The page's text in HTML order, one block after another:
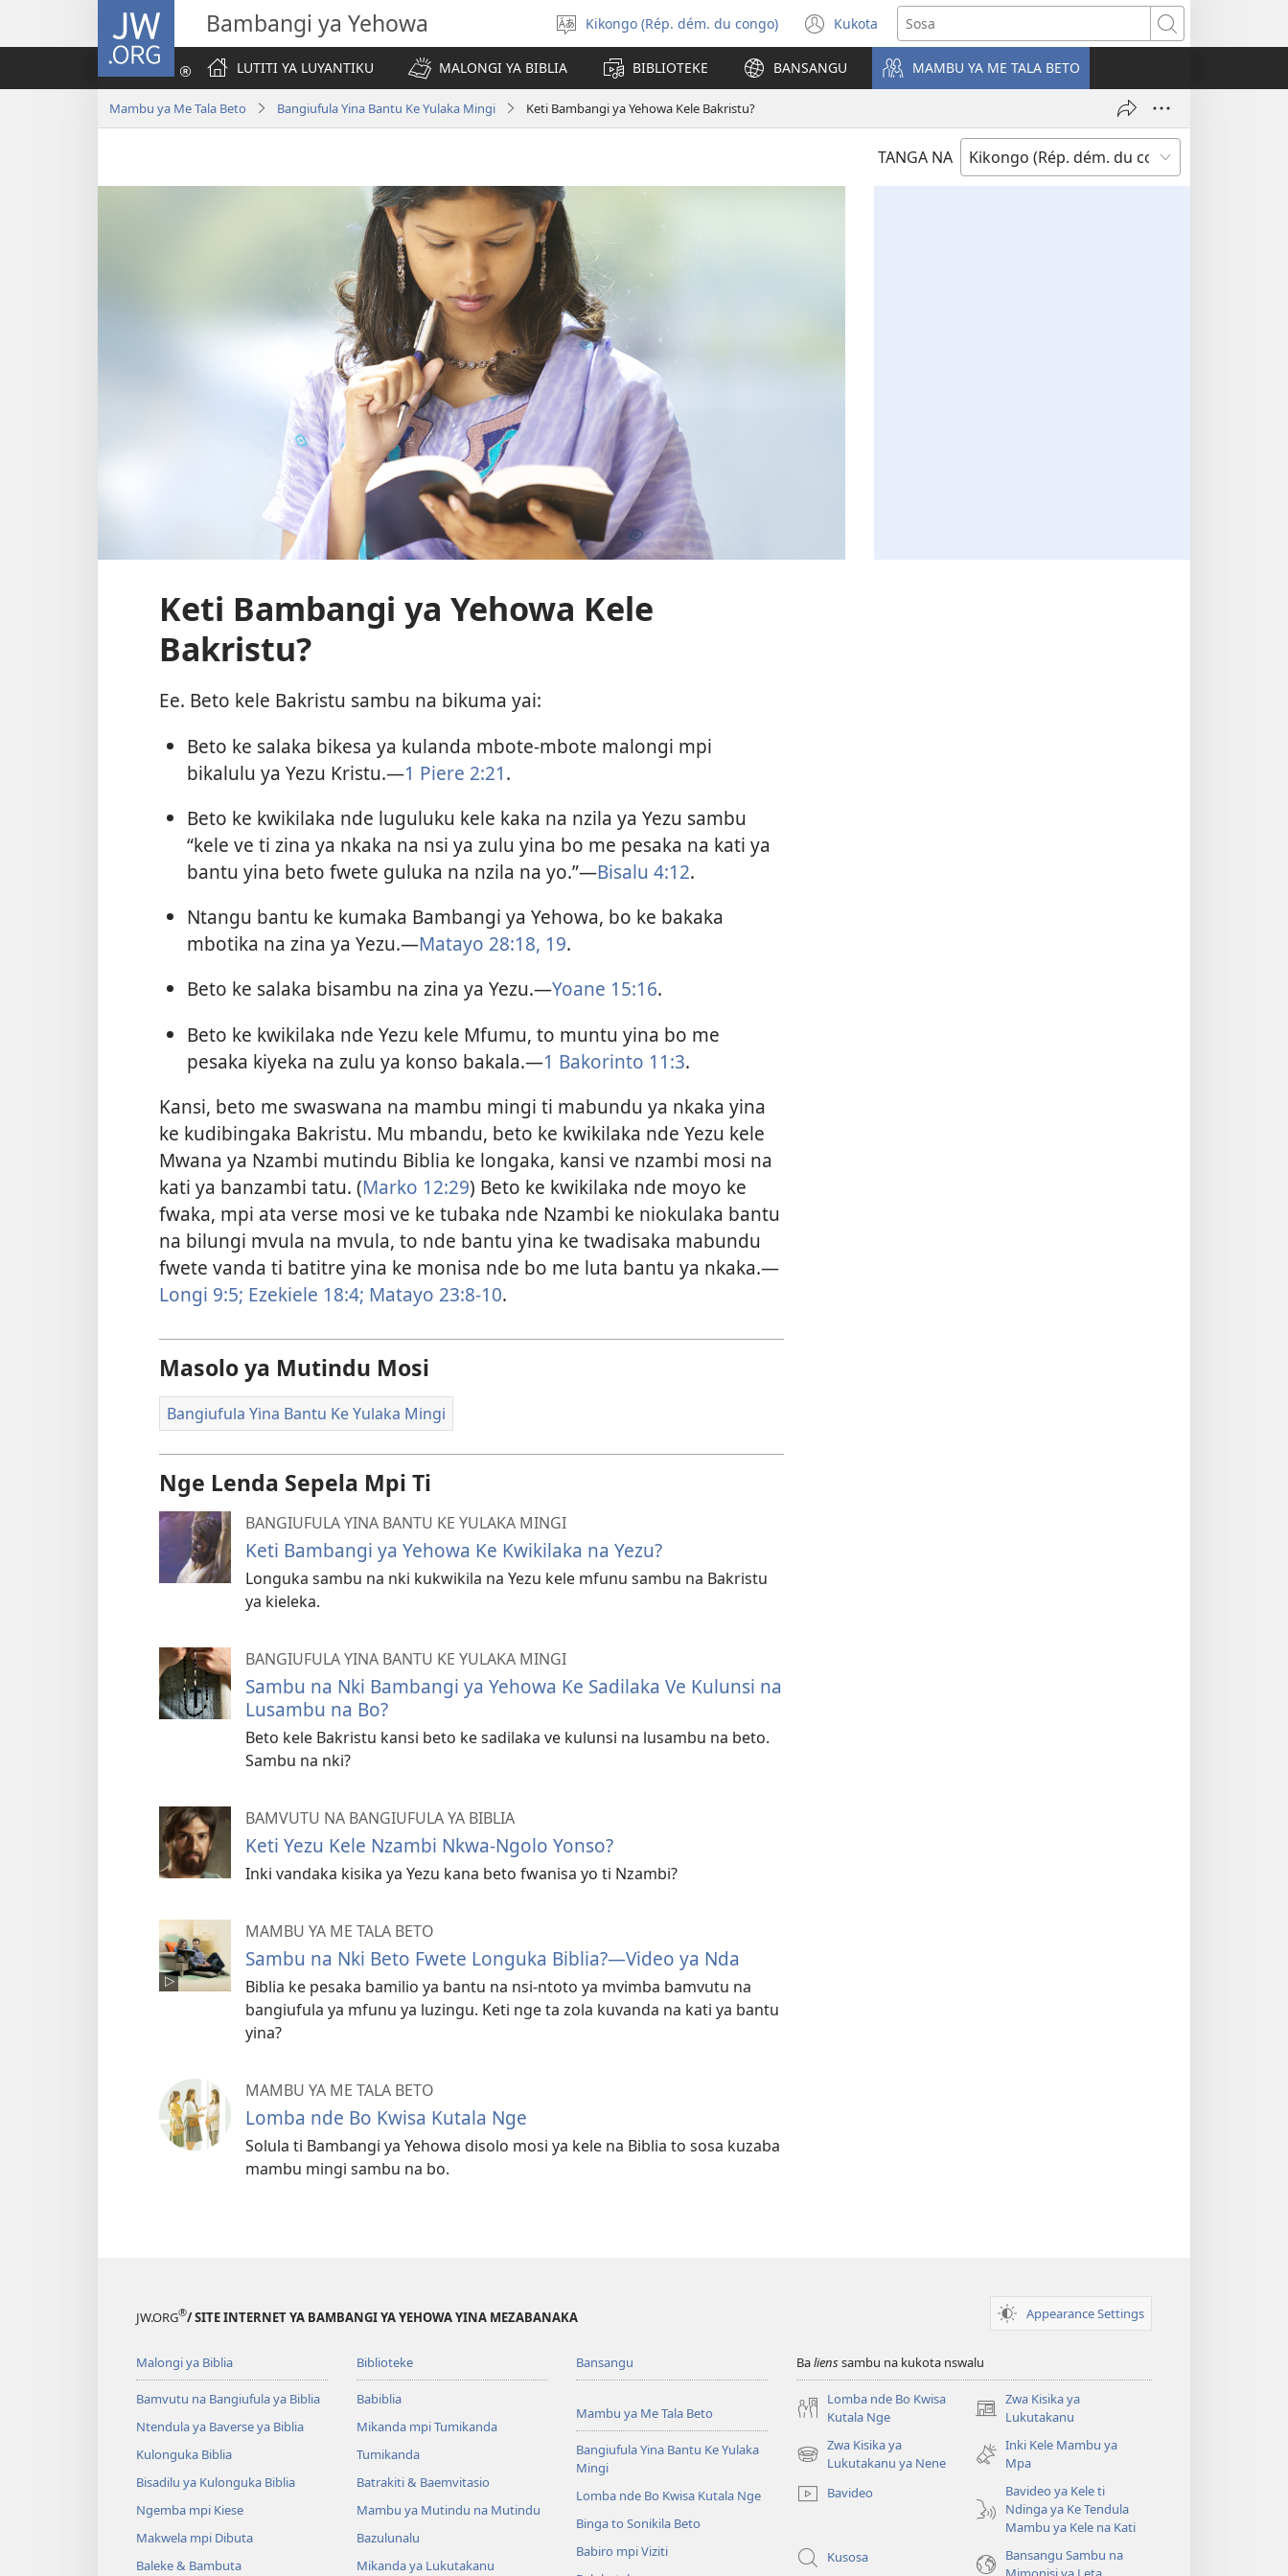
JW.ORG Bambangi ya Yehowa
Sola
ndinga
Kikongo (Rép. dém. du congo) Kukota
(ke
kangula
lutiti
ya
Sosa
LUTITI YA LUYANTIKU
MALONGI YA BIBLIA BIBLIOTEKE BANSANGU MAMBU YA ME TALA BETO
Mambu ya Me Tala Beto Bangiufula Yina Bantu Ke Yulaka Mingi Keti Bambangi ya Yehowa Kele Bakristu?
TANGA NA
Keti Bambangi ya Yehowa Kele
Bakristu?
Ee. Beto kele Bakristu sambu na bikuma yai:
Beto ke salaka bikesa ya kulanda mbote-mbote malongi mpi
bikalulu ya Yezu Kristu.​—1 Piere 2:21.
Beto ke kwikilaka nde luguluku kele kaka na nzila ya Yezu sambu
“kele ve ti zina ya nkaka na nsi ya zulu yina bo me pesaka na kati ya
bantu yina beto fwete guluka na nzila na yo.”​—Bisalu 4:12.
Ntangu bantu ke kumaka Bambangi ya Yehowa, bo ke bakaka
mbotika na zina ya Yezu.​—Matayo 28:18, 19.
Beto ke salaka bisambu na zina ya Yezu.​—Yoane 15:16.
Beto ke kwikilaka nde Yezu kele Mfumu, to muntu yina bo me
pesaka kiyeka na zulu ya konso bakala.​—1 Bakorinto 11:3.
Kansi, beto me swaswana na mambu mingi ti mabundu ya nkaka yina
ke kudibingaka Bakristu. Mu mbandu, beto ke kwikilaka nde Yezu kele
Mwana ya Nzambi mutindu Biblia ke longaka, kansi ve nzambi mosi na
kati ya banzambi tatu. (Marko 12:29) Beto ke kwikilaka nde moyo ke
fwaka, mpi ata verse mosi ve ke tubaka nde Nzambi ke niokulaka bantu
na bilungi mvula na mvula, to nde bantu yina ke twadisaka mabundu
fwete vanda ti batitre yina ke monisa nde bo me luta bantu ya nkaka.​—
Longi 9:5; Ezekiele 18:4; Matayo 23:8-10.
Masolo ya Mutindu Mosi
Bangiufula Yina Bantu Ke Yulaka Mingi
Nge Lenda Sepela Mpi Ti
BANGIUFULA YINA BANTU KE YULAKA MINGI
Keti Bambangi ya Yehowa Ke Kwikilaka na Yezu?
Longuka sambu na nki kukwikila na Yezu kele mfunu sambu na Bakristu
ya kieleka.
BANGIUFULA YINA BANTU KE YULAKA MINGI
Sambu na Nki Bambangi ya Yehowa Ke Sadilaka Ve Kulunsi na
Lusambu na Bo?
Beto kele Bakristu kansi beto ke sadilaka ve kulunsi na lusambu na beto.
Sambu na nki?
BAMVUTU NA BANGIUFULA YA BIBLIA
Keti Yezu Kele Nzambi Nkwa-Ngolo Yonso?
Inki vandaka kisika ya Yezu kana beto fwanisa yo ti Nzambi?
MAMBU YA ME TALA BETO
Sambu na Nki Beto Fwete Longuka Biblia?—Video ya Nda
Biblia ke pesaka bamilio ya bantu na nsi-ntoto ya mvimba bamvutu na
bangiufula ya mfunu ya luzingu. Keti nge ta zola kuvanda na kati ya bantu
yina?
MAMBU YA ME TALA BETO
Lomba nde Bo Kwisa Kutala Nge
Solula ti Bambangi ya Yehowa disolo mosi ya kele na Biblia to sosa kuzaba
mambu mingi sambu na bo.
JW.ORG®/ SITE INTERNET YA BAMBANGI YA YEHOWA YINA MEZABANAKA Appearance Settings
Malongi ya Biblia
Bamvutu na Bangiufula ya Biblia
Ntendula ya Baverse ya Biblia
Kulonguka Biblia
Bisadilu ya Kulonguka Biblia
Ngemba mpi Kiese
Makwela mpi Dibuta
Baleke & Bambuta
Biblioteke
Babiblia
Mikanda mpi Tumikanda
Tumikanda
Batrakiti & Baemvitasio
Mambu ya Mutindu na Mutindu
Bazulunalu
Mikanda ya Lukutakanu
Bansangu
Mambu ya Me Tala Beto
Bangiufula Yina Bantu Ke Yulaka
Mingi
Lomba nde Bo Kwisa Kutala Nge
Binga to Sonikila Beto
Babiro mpi Viziti
Balienssambu na kukota nswalu
Lomba nde Bo Kwisa
Kutala Nge
Zwa Kisika ya
Lukutakanu
(ke
lutiti
Zwa Kisika ya
Lukutakanu ya Nene
(ke
lutiti
Inki Kele Mambu ya
Mpa
Bavideo
Bavideo ya Kele ti
Ndinga ya Ke Tendula
Mambu ya Kele na Kati
Kusosa
Bansangu Sambu na